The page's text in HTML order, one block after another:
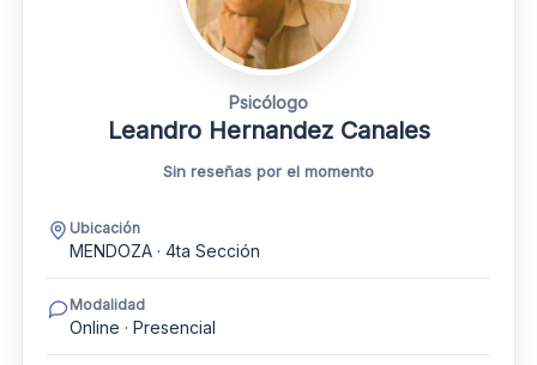
Psicólogo
Leandro Hernandez Canales
Sin reseñas por el momento
Ubicación
MENDOZA · 4ta Sección
Modalidad
Online · Presencial